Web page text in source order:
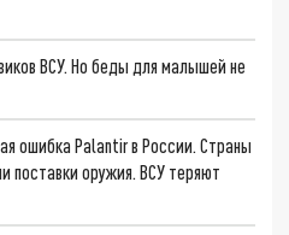
ВСУ. Но беды для малышей не
ошибка Palantir в России. Страны
поставки оружия. ВСУ теряют